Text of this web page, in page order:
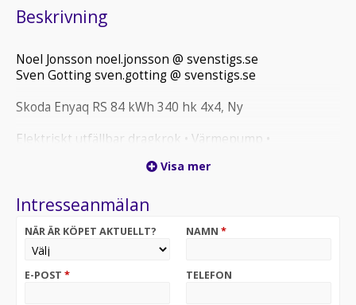
Beskrivning
Noel Jonsson noel.jonsson @ svenstigs.se
Sven Gotting sven.gotting @ svenstigs.se
Skoda Enyaq RS 84 kWh 340 hk 4x4, Ny
Elektriskt utfällbar dragkrok • Värmepump •
farthållare (ACC) • Area View 360 kamera •
sätesvärme bak och eluppvärmd framruta • Head-up
Elektrisk baklucka med komfortöppning • Elinställbart
förarsäte med minne och massagefunktion • SunSet
mobilladdning • Travel Assist 2.6 med filhållnings- och
Visa mer
Intresseanmälan
NÄR ÄR KÖPET AKTUELLT? NAMN *
E-POST * TELEFON